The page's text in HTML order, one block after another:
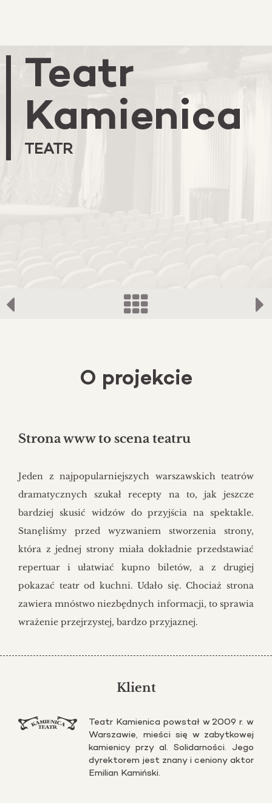
Teatr
Kamienica
TEATR
O projekcie
Strona www to scena teatru
Jeden z najpopularniejszych warszawskich teatrów
dramatycznych szukał recepty na to, jak jeszcze
bardziej skusić widzów do przyjścia na spektakle.
Stanęliśmy przed wyzwaniem stworzenia strony,
która z jednej strony miała dokładnie przedstawiać
repertuar i ułatwiać kupno biletów, a z drugiej
pokazać teatr od kuchni. Udało się. Chociaż strona
zawiera mnóstwo niezbędnych informacji, to sprawia
wrażenie przejrzystej, bardzo przyjaznej.
Klient
Teatr Ka­mie­ni­ca po­wstał w 2009 r. w
War­sza­wie, mie­ści się w za­byt­ko­wej
ka­mie­ni­cy przy al. So­li­dar­no­ści. Jego
dy­rek­to­rem jest znany i ce­nio­ny aktor
Emi­lian Ka­miń­ski.